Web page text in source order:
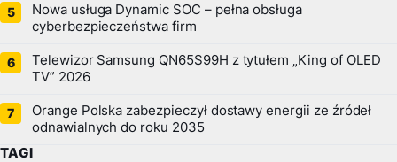
Nowa usługa Dynamic SOC – pełna obsługa
cyberbezpieczeństwa firm
Telewizor Samsung QN65S99H z tytułem „King of OLED
TV” 2026
Orange Polska zabezpieczył dostawy energii ze źródeł
odnawialnych do roku 2035
TAGI